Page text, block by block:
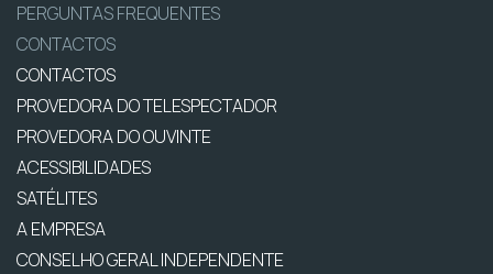
PERGUNTAS FREQUENTES
CONTACTOS
CONTACTOS
PROVEDORA DO TELESPECTADOR
PROVEDORA DO OUVINTE
ACESSIBILIDADES
SATÉLITES
A EMPRESA
CONSELHO GERAL INDEPENDENTE